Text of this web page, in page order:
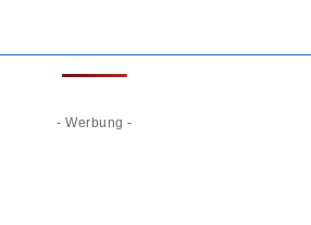
- Werbung -